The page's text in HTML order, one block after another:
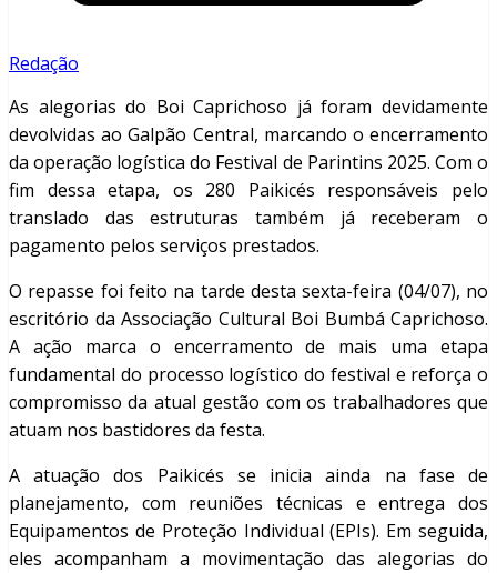
Redação
As alegorias do Boi Caprichoso já foram devidamente
devolvidas ao Galpão Central, marcando o encerramento
da operação logística do Festival de Parintins 2025. Com o
fim dessa etapa, os 280 Paikicés responsáveis pelo
translado das estruturas também já receberam o
pagamento pelos serviços prestados.
O repasse foi feito na tarde desta sexta-feira (04/07), no
escritório da Associação Cultural Boi Bumbá Caprichoso.
A ação marca o encerramento de mais uma etapa
fundamental do processo logístico do festival e reforça o
compromisso da atual gestão com os trabalhadores que
atuam nos bastidores da festa.
A atuação dos Paikicés se inicia ainda na fase de
planejamento, com reuniões técnicas e entrega dos
Equipamentos de Proteção Individual (EPIs). Em seguida,
eles acompanham a movimentação das alegorias do